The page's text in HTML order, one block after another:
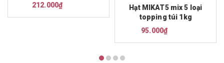
212.000₫
Hạt MIKAT5 mix 5 loại
topping túi 1kg
95.000₫